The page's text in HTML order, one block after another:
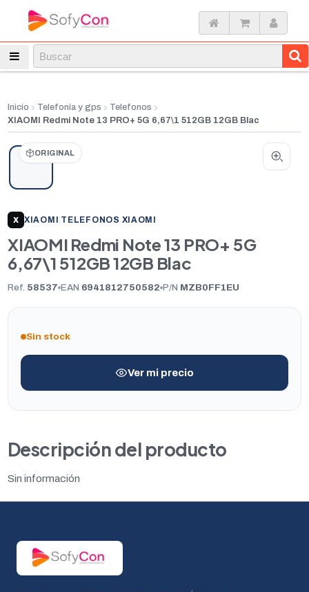
Inicio Telefonia y gps
Telefonos
XIAOMI Redmi Note 13 PRO+ 5G 6,67\1 512GB 12GB Blac
ORIGINAL
X XIAOMI TELEFONOS XIAOMI
XIAOMI Redmi Note 13 PRO+ 5G
6,67\1 512GB 12GB Blac
Ref. 58537 EAN 6941812750582 P/N MZB0FF1EU
Sin stock
Ver mi precio
Descripción del producto
Sin información